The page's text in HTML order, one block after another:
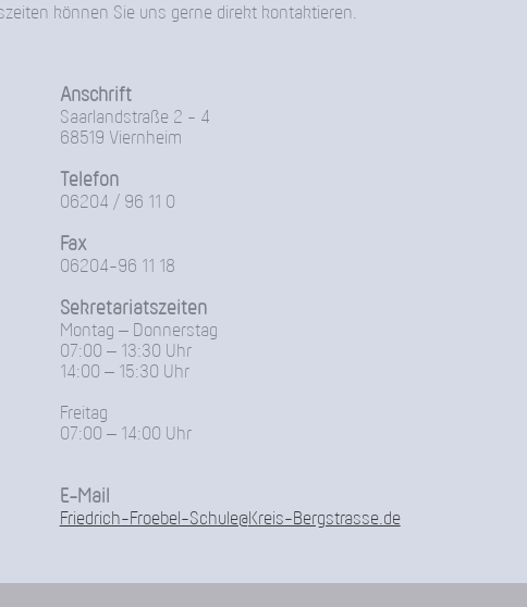
können Sie uns gerne direkt kontaktieren.
Anschrift
Saarlandstraße 2 - 4
68519 Viernheim
Telefon
06204 / 96 11 0
Fax
06204-96 11 18
Sekretariatszeiten
Montag – Donnerstag
07:00 – 13:30 Uhr
14:00 – 15:30 Uhr
Freitag
07:00 – 14:00 Uhr
E-Mail
Friedrich-Froebel-Schule@Kreis-Bergstrasse.de